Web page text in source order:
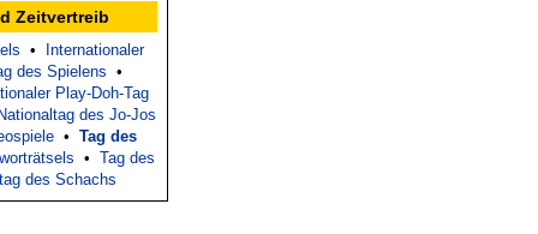
Zeitvertreib
•
Internationaler
des Spielens •
Play-Doh-Tag
Nationaltag des Jo-Jos
• Tag des
• Tag des
des Schachs